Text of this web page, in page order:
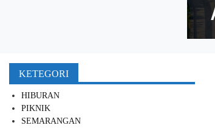
KETEGORI
HIBURAN
PIKNIK
SEMARANGAN